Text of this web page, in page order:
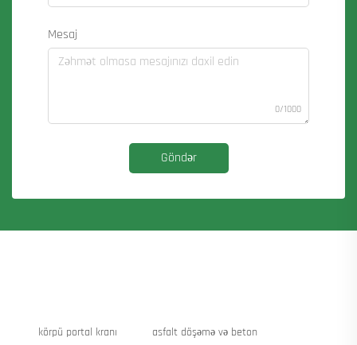
Mesaj
0/1000
Göndər
körpü portal kranı asfalt döşəmə və beton